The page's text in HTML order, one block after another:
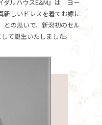
ダルハウスE&M』は「ヨー
新しいドレスを着てお嫁に
との思いで、新潟初のセル
て誕生いたしました。